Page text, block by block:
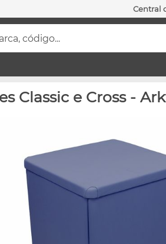
Central
código...
Classic e Cross -